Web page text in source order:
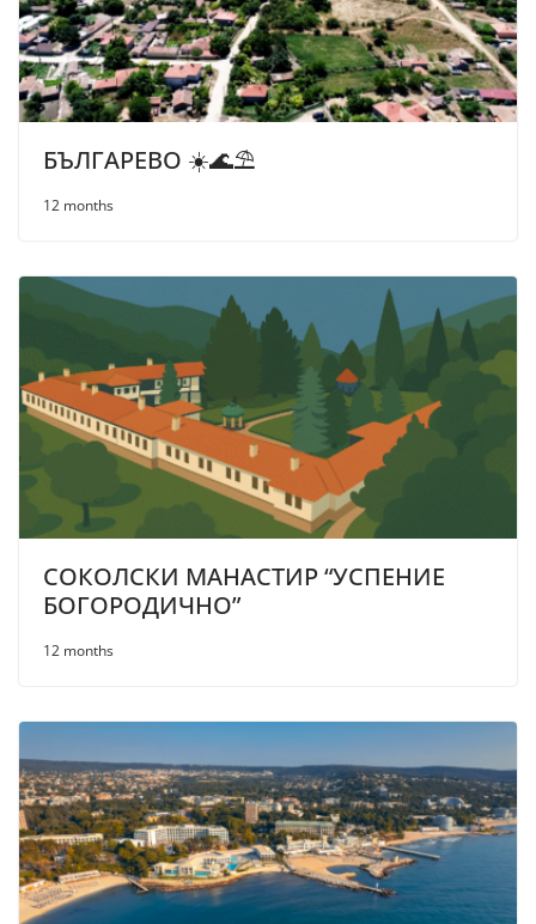
БЪЛГАРЕВО ☀️🌊⛱
12 months
СОКОЛСКИ МАНАСТИР “УСПЕНИЕ
БОГОРОДИЧНО”
12 months